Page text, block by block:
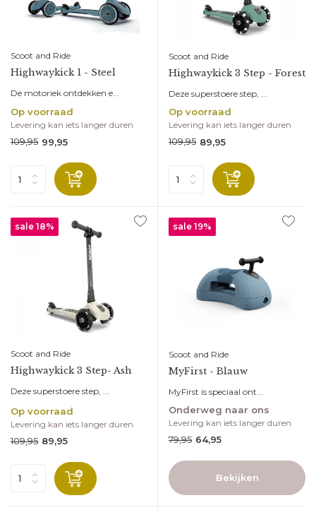
Scoot and Ride
Highwaykick 1 - Steel
De motoriek ontdekken e...
Op voorraad
Levering kan iets langer duren
109,95 99,95
Scoot and Ride
Highwaykick 3 Step - Forest
Deze superstoere step, ...
Op voorraad
Levering kan iets langer duren
109,95 89,95
sale 18%
Scoot and Ride
Highwaykick 3 Step- Ash
Deze superstoere step, ...
Op voorraad
Levering kan iets langer duren
109,95 89,95
sale 19%
Scoot and Ride
MyFirst - Blauw
MyFirst is speciaal ont...
Onderweg naar ons
Levering kan iets langer duren
79,95 64,95
Bekijken